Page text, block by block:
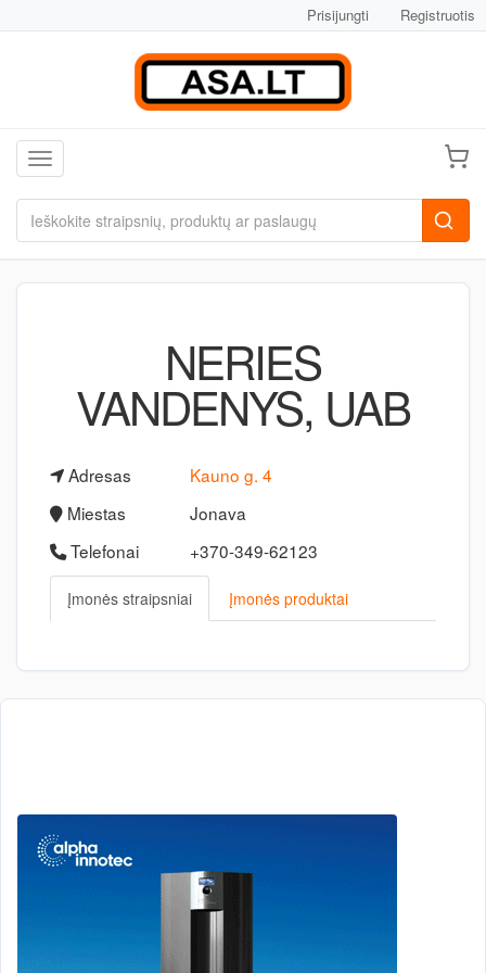
Prisijungti Registruotis
Toggle navigation
NERIES
VANDENYS, UAB
Adresas
Kauno g. 4
Miestas
Jonava
Telefonai
+370-349-62123
Įmonės straipsniai Įmonės produktai